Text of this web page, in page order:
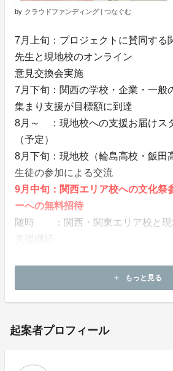
by クラウドファンディング | つなぐむ
7月上旬：プロジェクトに賛同する
先生と現地校のオンライン
意見交換会実施
7月下旬：関西の学校・企業・一般
集まり支援が目標額に到達
8月～ ：現地校への支援お届けス
（予定）
8月下旬：現地校（輪島高校・飯田
生徒の参加による交流
9月中旬：関西エリア校への文化祭
ーへの無料招待
随時 ：関西・関東エリア校と現
支援継続
り、能登エリア先生との交流
add もっと見る
起案者プロフィール